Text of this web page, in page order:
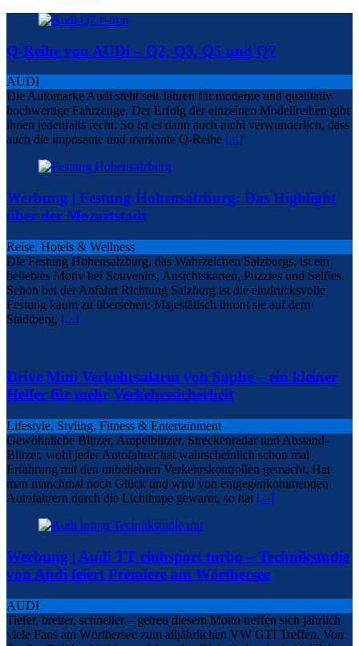
Q-Reihe von AUDi – Q2, Q3, Q5 und Q7
AUDI
Die Automarke Audi steht seit Jahren für moderne und qualitativ
hochwertige Fahrzeuge. Der Erfolg der einzelnen Modellreihen gibt
ihnen jedenfalls recht. So ist es dann auch nicht verwunderlich, dass
auch die imposante und markante Q-Reihe [...]
Werbung | Festung Hohensalzburg: Das Highlight
über der Mozartstadt
Reise, Hotels & Wellness
Die Festung Hohensalzburg, das Wahrzeichen Salzburgs, ist ein
beliebtes Motiv bei Souvenirs, Ansichtskarten, Puzzles und Selfies.
Schon bei der Anfahrt Richtung Salzburg ist die eindrucksvolle
Festung kaum zu übersehen: Majestätisch thront sie auf dem
Stadtberg, [...]
Drive Mini Verkehrsalarm von Saphe – ein kleiner
Helfer für mehr Verkehrssicherheit
Lifestyle, Styling, Fitness & Entertainment
Gewöhnliche Blitzer, Ampelblitzer, Streckenradar und Abstand-
Blitzer, wohl jeder Autofahrer hat wahrscheinlich schon mal
Erfahrung mit den unbeliebten Verkehrskontrollen gemacht. Hat
man manchmal noch Glück und wird von entgegenkommenden
Autofahrern durch die Lichthupe gewarnt, so hat [...]
Werbung | Audi TT clubsport turbo – Technikstudie
von Audi feiert Premiere am Wörthersee
AUDI
Tiefer, breiter, schneller – getreu diesem Motto treffen sich jährlich
viele Fans am Wörthersee zum alljährlichen VW GTI Treffen. Von